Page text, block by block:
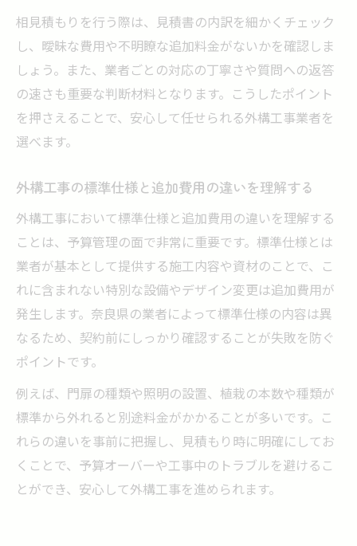
相見積もりを行う際は、見積書の内訳を細かくチェック
し、曖昧な費用や不明瞭な追加料金がないかを確認しま
しょう。また、業者ごとの対応の丁寧さや質問への返答
の速さも重要な判断材料となります。こうしたポイント
を押さえることで、安心して任せられる外構工事業者を
選べます。
外構工事の標準仕様と追加費用の違いを理解する
外構工事において標準仕様と追加費用の違いを理解する
ことは、予算管理の面で非常に重要です。標準仕様とは
業者が基本として提供する施工内容や資材のことで、こ
れに含まれない特別な設備やデザイン変更は追加費用が
発生します。奈良県の業者によって標準仕様の内容は異
なるため、契約前にしっかり確認することが失敗を防ぐ
ポイントです。
例えば、門扉の種類や照明の設置、植栽の本数や種類が
標準から外れると別途料金がかかることが多いです。こ
れらの違いを事前に把握し、見積もり時に明確にしてお
くことで、予算オーバーや工事中のトラブルを避けるこ
とができ、安心して外構工事を進められます。